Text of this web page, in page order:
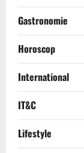
Gastronomie
Horoscop
International
IT&C
Lifestyle